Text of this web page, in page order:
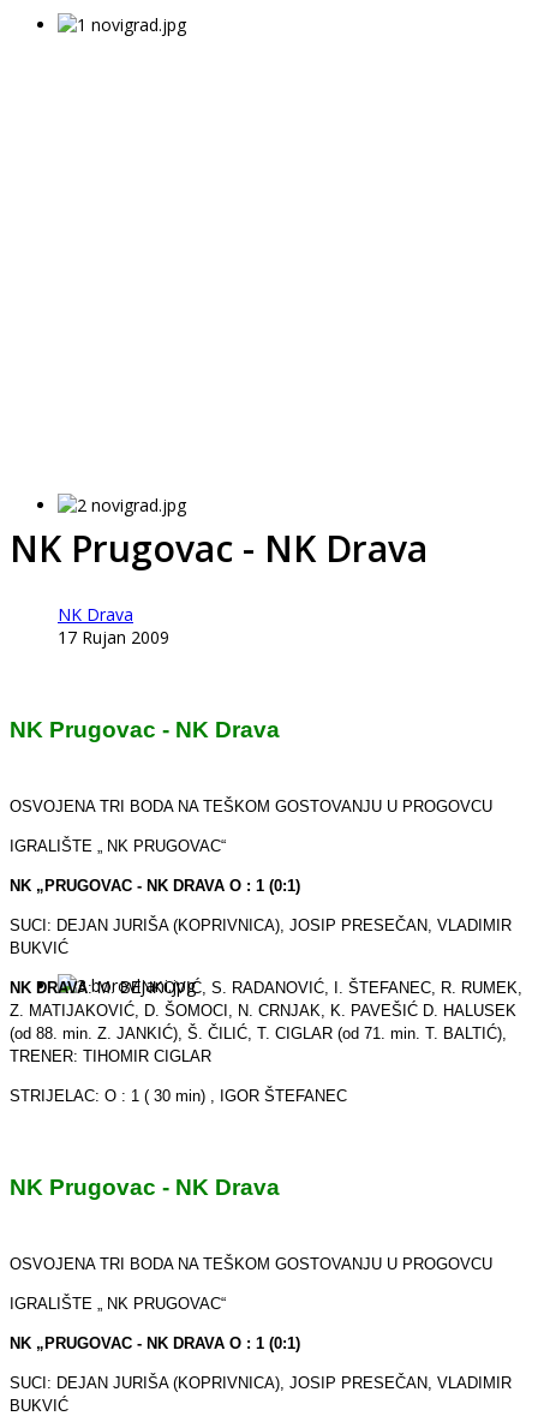
NK Prugovac - NK Drava
NK Drava
17 Rujan 2009
NK Prugovac - NK Drava
OSVOJENA TRI BODA NA TEŠKOM GOSTOVANJU U PROGOVCU
IGRALIŠTE „ NK PRUGOVAC“
NK „PRUGOVAC - NK DRAVA O : 1 (0:1)
SUCI: DEJAN JURIŠA (KOPRIVNICA), JOSIP PRESEČAN, VLADIMIR
BUKVIĆ
NK DRAVA: M. BENKOVIĆ, S. RADANOVIĆ, I. ŠTEFANEC, R. RUMEK,
Z. MATIJAKOVIĆ, D. ŠOMOCI, N. CRNJAK, K. PAVEŠIĆ D. HALUSEK
(od 88. min. Z. JANKIĆ), Š. ČILIĆ, T. CIGLAR (od 71. min. T. BALTIĆ),
TRENER: TIHOMIR CIGLAR
STRIJELAC: O : 1 ( 30 min) , IGOR ŠTEFANEC
NK Prugovac - NK Drava
OSVOJENA TRI BODA NA TEŠKOM GOSTOVANJU U PROGOVCU
IGRALIŠTE „ NK PRUGOVAC“
NK „PRUGOVAC - NK DRAVA O : 1 (0:1)
SUCI: DEJAN JURIŠA (KOPRIVNICA), JOSIP PRESEČAN, VLADIMIR
BUKVIĆ